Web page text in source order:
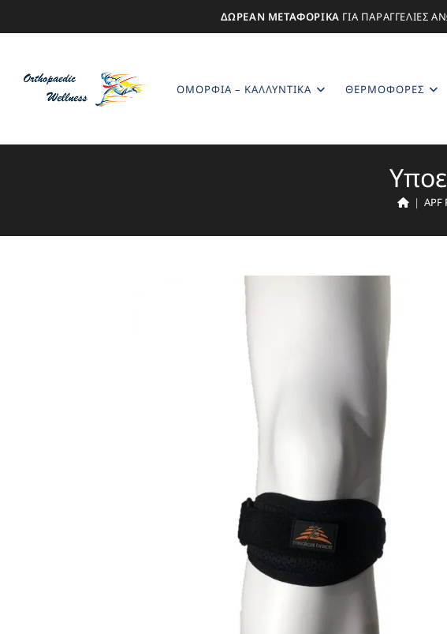
ΔΩΡΕΑΝ ΜΕΤΑΦΟΡΙΚΑ ΓΙΑ ΠΑΡΑΓΓΕΛΙΕΣ
ΟΜΟΡΦΙΆ – ΚΑΛΛΥΝΤΙΚΆ ΘΕΡΜΟΦΌΡΕΣ
| APF